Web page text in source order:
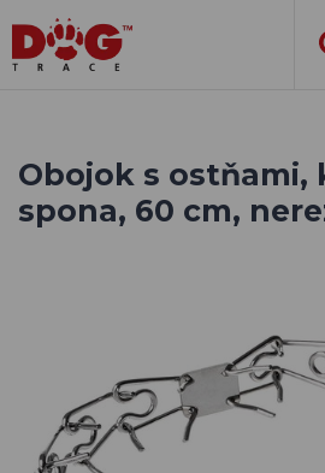
Obojok s ostňami,
spona, 60 cm,